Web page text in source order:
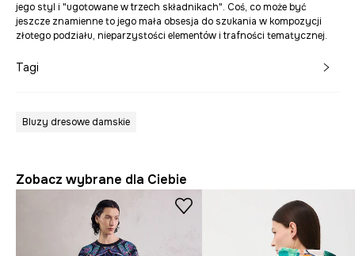
jego styl i "ugotowane w trzech składnikach". Coś, co może być
jeszcze znamienne to jego mała obsesja do szukania w kompozycji
złotego podziału, nieparzystości elementów i trafności tematycznej.
Tagi
Bluzy dresowe damskie
Zobacz wybrane dla Ciebie